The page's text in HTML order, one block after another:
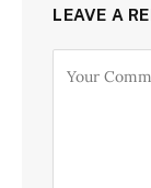
LEAVE A